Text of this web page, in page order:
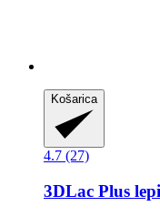
Košarica
4.7 (27)
3DLac Plus